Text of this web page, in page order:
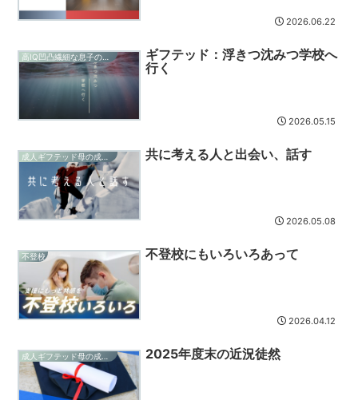
2026.06.22
ギフテッド：浮きつ沈みつ学校へ
行く
2026.05.15
共に考える人と出会い、話す
2026.05.08
不登校 不登校にもいろいろあって
2026.04.12
2025年度末の近況徒然